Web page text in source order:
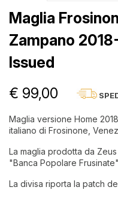
Maglia
Zampano
Issued
€ 99,00
Maglia versione Home
italiano di Frosinone,
La maglia prodotta da
"Banca Popolare
La divisa riporta la patch